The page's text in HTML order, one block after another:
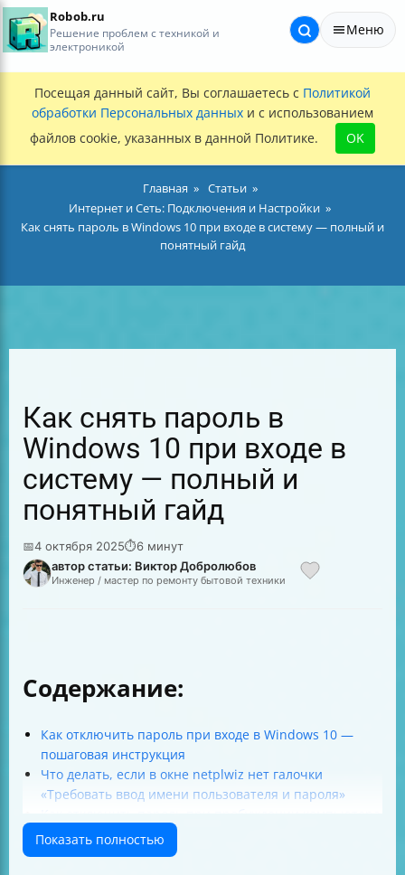
Robob.ru
Решение проблем с техникой и
электроникой
Меню
Посещая данный сайт, Вы соглашаетесь с Политикой
обработки Персональных данных и с использованием
файлов cookie, указанных в данной Политике.
OK
Главная
Статьи
Интернет и Сеть: Подключения и Настройки
Как снять пароль в Windows 10 при входе в систему — полный и
понятный гайд
Как снять пароль в
Windows 10 при входе в
систему — полный и
понятный гайд
📅4 октября 2025⏱6 минут
автор статьи: Виктор Добролюбов
Инженер / мастер по ремонту бытовой техники
Содержание:
Как отключить пароль при входе в Windows 10 —
пошаговая инструкция
Что делать, если в окне netplwiz нет галочки
«Требовать ввод имени пользователя и пароля»
из сна
Важные нюансы и риски безопасности
Показать полностью